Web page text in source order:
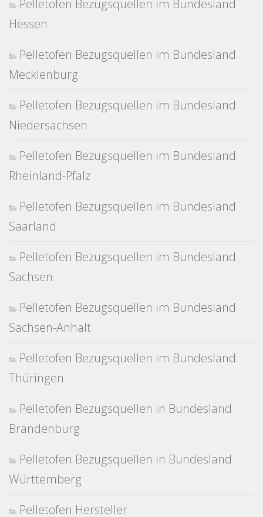
Pelletofen Bezugsquellen im Bundesland
Hessen
Pelletofen Bezugsquellen im Bundesland
Mecklenburg
Pelletofen Bezugsquellen im Bundesland
Niedersachsen
Pelletofen Bezugsquellen im Bundesland
Rheinland-Pfalz
Pelletofen Bezugsquellen im Bundesland
Saarland
Pelletofen Bezugsquellen im Bundesland
Sachsen
Pelletofen Bezugsquellen im Bundesland
Sachsen-Anhalt
Pelletofen Bezugsquellen im Bundesland
Thüringen
Pelletofen Bezugsquellen in Bundesland
Brandenburg
Pelletofen Bezugsquellen in Bundesland
Württemberg
Pelletofen Hersteller